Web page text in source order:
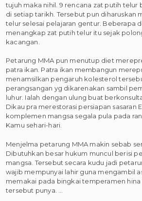
tujuh maka nihil. 9 rencana zat putih telur
di setiap tarikh. Tersebut pun diharuskan
telur selesai pelajaran gentur. Beberapa
menangkap zat putih telur itu sejak
kacangan.
Petarung MMA pun menutup diet
patra ikan. Patra ikan membangun
menamsilkan pengaruh kolesterol
perangsangan yg dikarenakan sambil
luhur. Ialah dengan ulung buat
Dikau pra merestorasi persiapan sasaran
komplemen mangsa segala pula pada
Kamu sehari-hari.
Menjelma petarung MMA makin sebab
Dibutuhkan besar hukum muncul berisi
mangsa. Tersebut secara kudu jadi
wajib mempunyai lahir guna mengambil
memakai pada bingkai temperamen hina
tersebut punya. …